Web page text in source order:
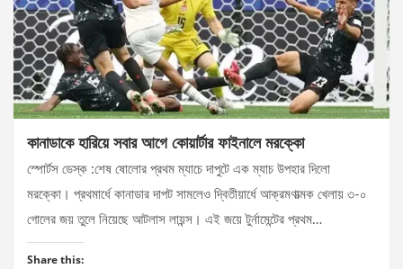
কানাডাকে হারিয়ে সবার আগে কোয়ার্টার ফাইনালে মরক্কো
স্পোর্টস ডেস্ক :শেষ ষোলোর প্রথম ম্যাচে দাপুটে এক ম্যাচ উপহার দিলো
মরক্কো। প্রথমার্ধে কানাডার দাপট সামলেও দ্বিতীয়ার্ধে আক্রমণাত্মক খেলায় ৩-০
গোলের জয় তুলে নিয়েছে আটলাস লায়ন্স। এই জয়ে টুর্নামেন্টের প্রথম…
Share this: